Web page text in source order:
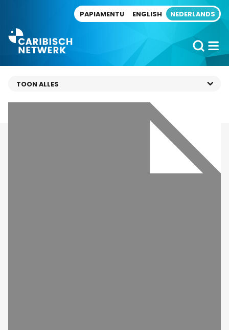
PAPIAMENTU ENGLISH NEDERLANDS